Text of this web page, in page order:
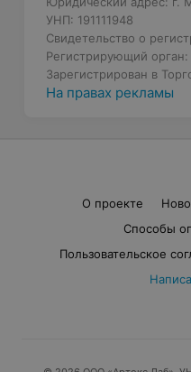
УНП: 191111948
Свидетельство о
Регистрирующий
Зарегистрирован в
На правах рекламы
О проекте
Способы
Пользовательское